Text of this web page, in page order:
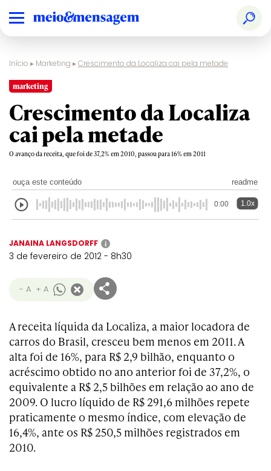
Início ▸ Marketing ▸Crescimento da Localiza cai pela metade
marketing
Crescimento da Localiza
cai pela metade
O avanço da receita, que foi de 37,2% em 2010, passou para 16% em 2011
ouça este conteúdo readme
0:00 1.0x
JANAINA LANGSDORFF i
3 de fevereiro de 2012 - 8h30
- A + A
A receita líquida da Localiza, a maior locadora de
carros do Brasil, cresceu bem menos em 2011. A
alta foi de 16%, para R$ 2,9 bilhão, enquanto o
acréscimo obtido no ano anterior foi de 37,2%, o
equivalente a R$ 2,5 bilhões em relação ao ano de
2009. O lucro líquido de R$ 291,6 milhões repete
praticamente o mesmo índice, com elevação de
16,4%, ante os R$ 250,5 milhões registrados em
2010.